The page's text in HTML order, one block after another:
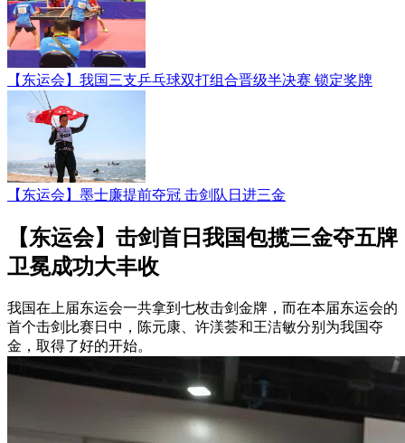
【东运会】我国三支乒乓球双打组合晋级半决赛 锁定奖牌
【东运会】墨士廉提前夺冠 击剑队日进三金
【东运会】击剑首日我国包揽三金夺五牌
卫冕成功大丰收
我国在上届东运会一共拿到七枚击剑金牌，而在本届东运会的
首个击剑比赛日中，陈元康、许渼荟和王洁敏分别为我国夺
金，取得了好的开始。